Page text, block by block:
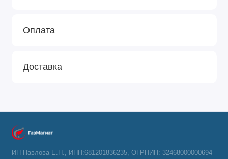
Оплата
Доставка
ИП Павлова Е.Н., ИНН:681201836235, ОГРНИП: 32468000000694